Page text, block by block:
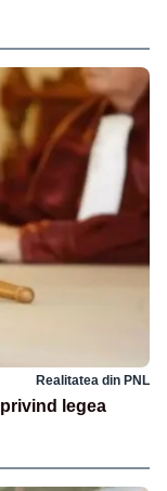
Realitatea din PNL
legea